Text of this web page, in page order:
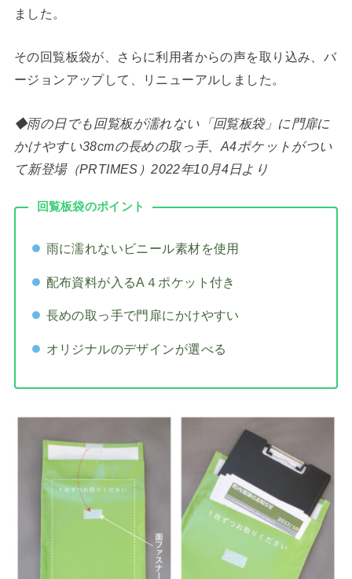
ました。
その回覧板袋が、さらに利用者からの声を取り込み、バ
ージョンアップして、リニューアルしました。
◆雨の日でも回覧板が濡れない「回覧板袋」に門扉に
かけやすい38cmの長めの取っ手、A4ポケットがつい
て新登場（PRTIMES）2022年10月4日より
回覧板袋のポイント
雨に濡れないビニール素材を使用
配布資料が入るA４ポケット付き
長めの取っ手で門扉にかけやすい
オリジナルのデザインが選べる